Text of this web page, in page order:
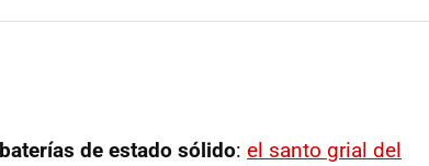
baterías de estado sólido: el santo grial del